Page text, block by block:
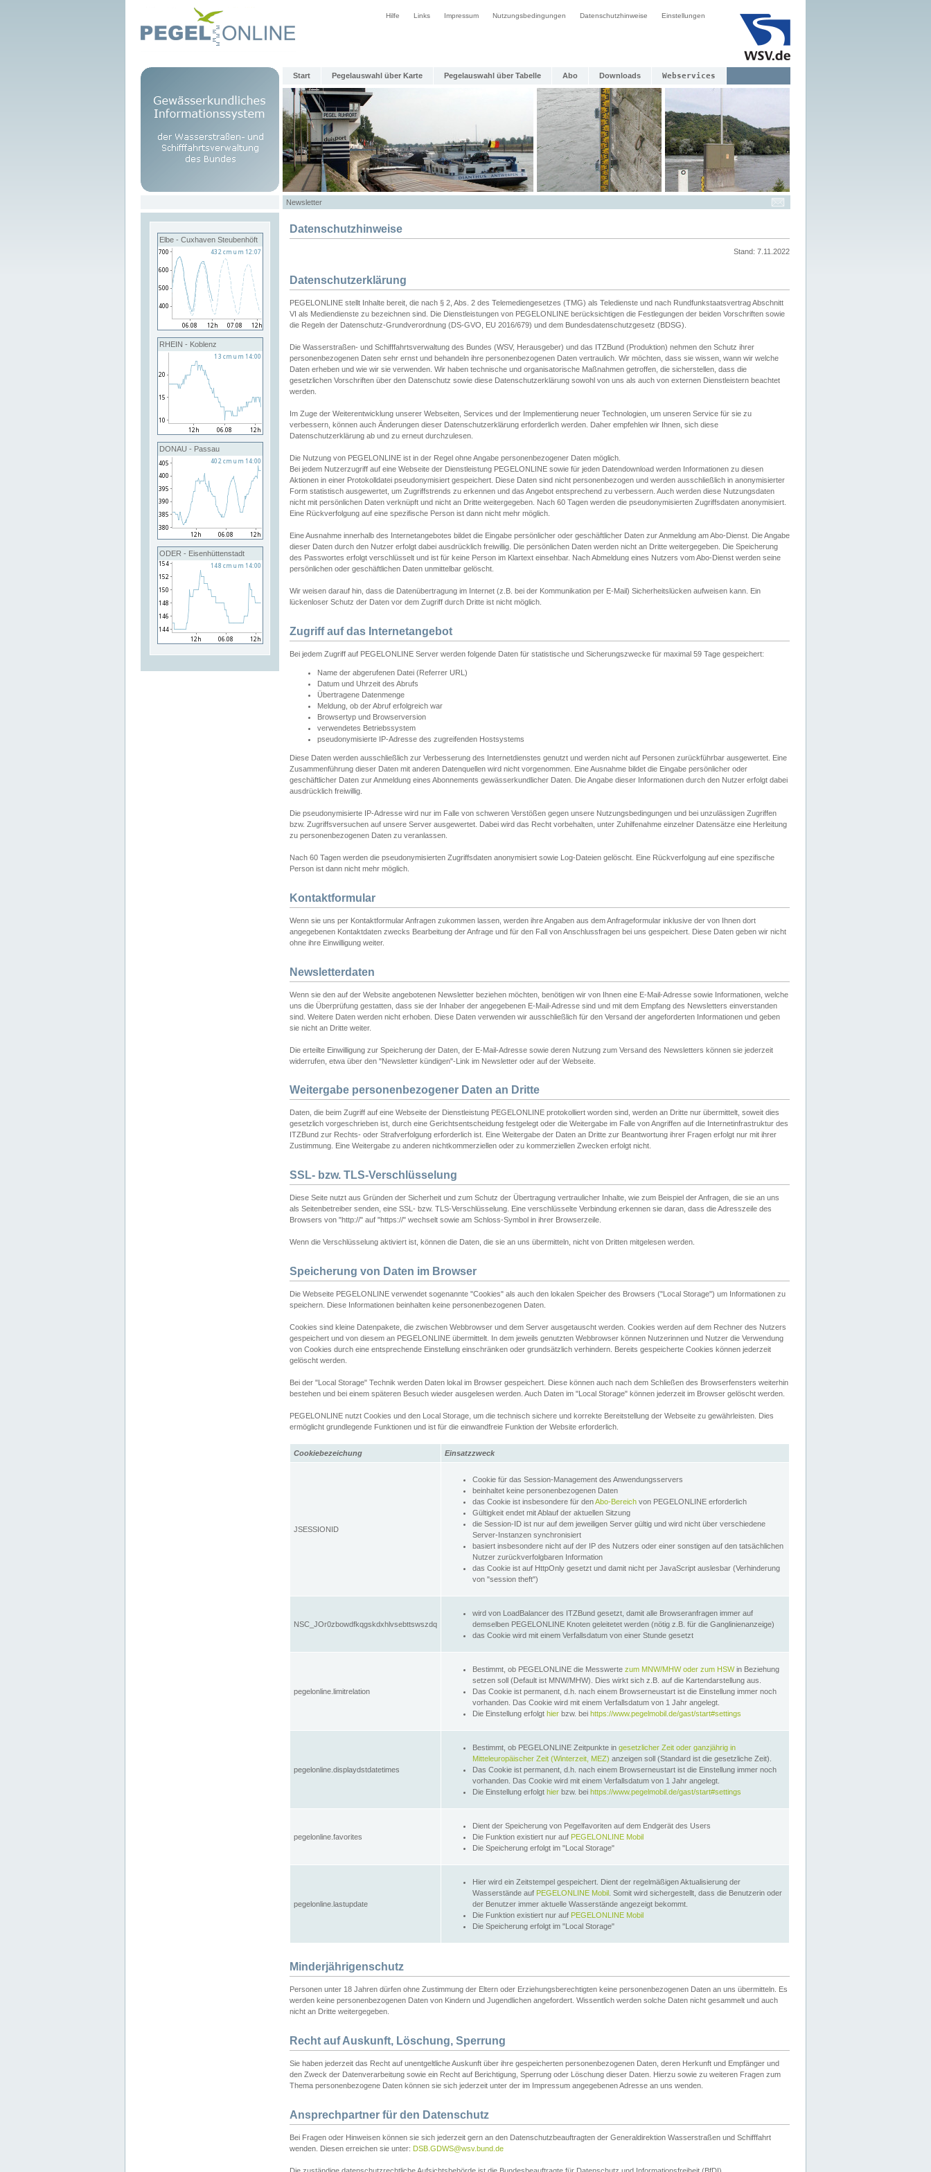
Hilfe Links Impressum Nutzungsbedingungen Datenschutzhinweise Einstellungen
Start Pegelauswahl über Karte Pegelauswahl über Tabelle Abo Downloads Webservices
Newsletter
Elbe - Cuxhaven Steubenhöft
RHEIN - Koblenz
DONAU - Passau
ODER - Eisenhüttenstadt
Datenschutzhinweise
Stand: 7.11.2022
Datenschutzerklärung
PEGELONLINE stellt Inhalte bereit, die nach § 2, Abs. 2 des Telemediengesetzes (TMG) als Teledienste und nach Rundfunkstaatsvertrag Abschnitt
VI als Mediendienste zu bezeichnen sind. Die Dienstleistungen von PEGELONLINE berücksichtigen die Festlegungen der beiden Vorschriften sowie
die Regeln der Datenschutz-Grundverordnung (DS-GVO, EU 2016/679) und dem Bundesdatenschutzgesetz (BDSG).
Die Wasserstraßen- und Schifffahrtsverwaltung des Bundes (WSV, Herausgeber) und das ITZBund (Produktion) nehmen den Schutz ihrer
personenbezogenen Daten sehr ernst und behandeln ihre personenbezogenen Daten vertraulich. Wir möchten, dass sie wissen, wann wir welche
Daten erheben und wie wir sie verwenden. Wir haben technische und organisatorische Maßnahmen getroffen, die sicherstellen, dass die
gesetzlichen Vorschriften über den Datenschutz sowie diese Datenschutzerklärung sowohl von uns als auch von externen Dienstleistern beachtet
werden.
Im Zuge der Weiterentwicklung unserer Webseiten, Services und der Implementierung neuer Technologien, um unseren Service für sie zu
verbessern, können auch Änderungen dieser Datenschutzerklärung erforderlich werden. Daher empfehlen wir Ihnen, sich diese
Datenschutzerklärung ab und zu erneut durchzulesen.
Die Nutzung von PEGELONLINE ist in der Regel ohne Angabe personenbezogener Daten möglich.
Bei jedem Nutzerzugriff auf eine Webseite der Dienstleistung PEGELONLINE sowie für jeden Datendownload werden Informationen zu diesen
Aktionen in einer Protokolldatei pseudonymisiert gespeichert. Diese Daten sind nicht personenbezogen und werden ausschließlich in anonymisierter
Form statistisch ausgewertet, um Zugriffstrends zu erkennen und das Angebot entsprechend zu verbessern. Auch werden diese Nutzungsdaten
nicht mit persönlichen Daten verknüpft und nicht an Dritte weitergegeben. Nach 60 Tagen werden die pseudonymisierten Zugriffsdaten anonymisiert.
Eine Rückverfolgung auf eine spezifische Person ist dann nicht mehr möglich.
Eine Ausnahme innerhalb des Internetangebotes bildet die Eingabe persönlicher oder geschäftlicher Daten zur Anmeldung am Abo-Dienst. Die Angabe
dieser Daten durch den Nutzer erfolgt dabei ausdrücklich freiwillig. Die persönlichen Daten werden nicht an Dritte weitergegeben. Die Speicherung
des Passwortes erfolgt verschlüsselt und ist für keine Person im Klartext einsehbar. Nach Abmeldung eines Nutzers vom Abo-Dienst werden seine
persönlichen oder geschäftlichen Daten unmittelbar gelöscht.
Wir weisen darauf hin, dass die Datenübertragung im Internet (z.B. bei der Kommunikation per E-Mail) Sicherheitslücken aufweisen kann. Ein
lückenloser Schutz der Daten vor dem Zugriff durch Dritte ist nicht möglich.
Zugriff auf das Internetangebot
Bei jedem Zugriff auf PEGELONLINE Server werden folgende Daten für statistische und Sicherungszwecke für maximal 59 Tage gespeichert:
Name der abgerufenen Datei (Referrer URL)
Datum und Uhrzeit des Abrufs
Übertragene Datenmenge
Meldung, ob der Abruf erfolgreich war
Browsertyp und Browserversion
verwendetes Betriebssystem
pseudonymisierte IP-Adresse des zugreifenden Hostsystems
Diese Daten werden ausschließlich zur Verbesserung des Internetdienstes genutzt und werden nicht auf Personen zurückführbar ausgewertet. Eine
Zusammenführung dieser Daten mit anderen Datenquellen wird nicht vorgenommen. Eine Ausnahme bildet die Eingabe persönlicher oder
geschäftlicher Daten zur Anmeldung eines Abonnements gewässerkundlicher Daten. Die Angabe dieser Informationen durch den Nutzer erfolgt dabei
ausdrücklich freiwillig.
Die pseudonymisierte IP-Adresse wird nur im Falle von schweren Verstößen gegen unsere Nutzungsbedingungen und bei unzulässigen Zugriffen
bzw. Zugriffsversuchen auf unsere Server ausgewertet. Dabei wird das Recht vorbehalten, unter Zuhilfenahme einzelner Datensätze eine Herleitung
zu personenbezogenen Daten zu veranlassen.
Nach 60 Tagen werden die pseudonymisierten Zugriffsdaten anonymisiert sowie Log-Dateien gelöscht. Eine Rückverfolgung auf eine spezifische
Person ist dann nicht mehr möglich.
Kontaktformular
Wenn sie uns per Kontaktformular Anfragen zukommen lassen, werden ihre Angaben aus dem Anfrageformular inklusive der von Ihnen dort
angegebenen Kontaktdaten zwecks Bearbeitung der Anfrage und für den Fall von Anschlussfragen bei uns gespeichert. Diese Daten geben wir nicht
ohne ihre Einwilligung weiter.
Newsletterdaten
Wenn sie den auf der Website angebotenen Newsletter beziehen möchten, benötigen wir von Ihnen eine E-Mail-Adresse sowie Informationen, welche
uns die Überprüfung gestatten, dass sie der Inhaber der angegebenen E-Mail-Adresse sind und mit dem Empfang des Newsletters einverstanden
sind. Weitere Daten werden nicht erhoben. Diese Daten verwenden wir ausschließlich für den Versand der angeforderten Informationen und geben
sie nicht an Dritte weiter.
Die erteilte Einwilligung zur Speicherung der Daten, der E-Mail-Adresse sowie deren Nutzung zum Versand des Newsletters können sie jederzeit
widerrufen, etwa über den "Newsletter kündigen"-Link im Newsletter oder auf der Webseite.
Weitergabe personenbezogener Daten an Dritte
Daten, die beim Zugriff auf eine Webseite der Dienstleistung PEGELONLINE protokolliert worden sind, werden an Dritte nur übermittelt, soweit dies
gesetzlich vorgeschrieben ist, durch eine Gerichtsentscheidung festgelegt oder die Weitergabe im Falle von Angriffen auf die Internetinfrastruktur des
ITZBund zur Rechts- oder Strafverfolgung erforderlich ist. Eine Weitergabe der Daten an Dritte zur Beantwortung ihrer Fragen erfolgt nur mit ihrer
Zustimmung. Eine Weitergabe zu anderen nichtkommerziellen oder zu kommerziellen Zwecken erfolgt nicht.
SSL- bzw. TLS-Verschlüsselung
Diese Seite nutzt aus Gründen der Sicherheit und zum Schutz der Übertragung vertraulicher Inhalte, wie zum Beispiel der Anfragen, die sie an uns
als Seitenbetreiber senden, eine SSL- bzw. TLS-Verschlüsselung. Eine verschlüsselte Verbindung erkennen sie daran, dass die Adresszeile des
Browsers von "http://" auf "https://" wechselt sowie am Schloss-Symbol in ihrer Browserzeile.
Wenn die Verschlüsselung aktiviert ist, können die Daten, die sie an uns übermitteln, nicht von Dritten mitgelesen werden.
Speicherung von Daten im Browser
Die Webseite PEGELONLINE verwendet sogenannte "Cookies" als auch den lokalen Speicher des Browsers ("Local Storage") um Informationen zu
speichern. Diese Informationen beinhalten keine personenbezogenen Daten.
Cookies sind kleine Datenpakete, die zwischen Webbrowser und dem Server ausgetauscht werden. Cookies werden auf dem Rechner des Nutzers
gespeichert und von diesem an PEGELONLINE übermittelt. In dem jeweils genutzten Webbrowser können Nutzerinnen und Nutzer die Verwendung
von Cookies durch eine entsprechende Einstellung einschränken oder grundsätzlich verhindern. Bereits gespeicherte Cookies können jederzeit
gelöscht werden.
Bei der "Local Storage" Technik werden Daten lokal im Browser gespeichert. Diese können auch nach dem Schließen des Browserfensters weiterhin
bestehen und bei einem späteren Besuch wieder ausgelesen werden. Auch Daten im "Local Storage" können jederzeit im Browser gelöscht werden.
PEGELONLINE nutzt Cookies und den Local Storage, um die technisch sichere und korrekte Bereitstellung der Webseite zu gewährleisten. Dies
ermöglicht grundlegende Funktionen und ist für die einwandfreie Funktion der Website erforderlich.
Cookiebezeichung Einsatzzweck
JSESSIONID
Cookie für das Session-Management des Anwendungsservers
beinhaltet keine personenbezogenen Daten
das Cookie ist insbesondere für denAbo-Bereich von PEGELONLINE erforderlich
Gültigkeit endet mit Ablauf der aktuellen Sitzung
die Session-ID ist nur auf dem jeweiligen Server gültig und wird nicht über verschiedene
Server-Instanzen synchronisiert
basiert insbesondere nicht auf der IP des Nutzers oder einer sonstigen auf den tatsächlichen
Nutzer zurückverfolgbaren Information
das Cookie ist auf HttpOnly gesetzt und damit nicht per JavaScript auslesbar (Verhinderung
von "session theft")
NSC_JOr0zbowdfkqgskdxhlvsebttswszdq
wird von LoadBalancer des ITZBund gesetzt, damit alle Browseranfragen immer auf
demselben PEGELONLINE Knoten geleitetet werden (nötig z.B. für die Ganglinienanzeige)
das Cookie wird mit einem Verfallsdatum von einer Stunde gesetzt
pegelonline.limitrelation
Bestimmt, ob PEGELONLINE die Messwerte zum MNW/MHW oder zum HSWin Beziehung
setzen soll (Default ist MNW/MHW). Dies wirkt sich z.B. auf die Kartendarstellung aus.
Das Cookie ist permanent, d.h. nach einem Browserneustart ist die Einstellung immer noch
vorhanden. Das Cookie wird mit einem Verfallsdatum von 1 Jahr angelegt.
Die Einstellung erfolgt hier bzw. bei https://www.pegelmobil.de/gast/start#settings
pegelonline.displaydstdatetimes
Bestimmt, ob PEGELONLINE Zeitpunkte in gesetzlicher Zeit oder ganzjährig in
Mitteleuropäischer Zeit (Winterzeit, MEZ) anzeigen soll (Standard ist die gesetzliche Zeit).
Das Cookie ist permanent, d.h. nach einem Browserneustart ist die Einstellung immer noch
vorhanden. Das Cookie wird mit einem Verfallsdatum von 1 Jahr angelegt.
Die Einstellung erfolgt hier bzw. bei https://www.pegelmobil.de/gast/start#settings
pegelonline.favorites
Dient der Speicherung von Pegelfavoriten auf dem Endgerät des Users
Die Funktion existiert nur auf PEGELONLINE Mobil
Die Speicherung erfolgt im "Local Storage"
pegelonline.lastupdate
Hier wird ein Zeitstempel gespeichert. Dient der regelmäßigen Aktualisierung der
Wasserstände auf PEGELONLINE Mobil . Somit wird sichergestellt, dass die Benutzerin oder
der Benutzer immer aktuelle Wasserstände angezeigt bekommt.
Die Funktion existiert nur auf PEGELONLINE Mobil
Die Speicherung erfolgt im "Local Storage"
Minderjährigenschutz
Personen unter 18 Jahren dürfen ohne Zustimmung der Eltern oder Erziehungsberechtigten keine personenbezogenen Daten an uns übermitteln. Es
werden keine personenbezogenen Daten von Kindern und Jugendlichen angefordert. Wissentlich werden solche Daten nicht gesammelt und auch
nicht an Dritte weitergegeben.
Recht auf Auskunft, Löschung, Sperrung
Sie haben jederzeit das Recht auf unentgeltliche Auskunft über ihre gespeicherten personenbezogenen Daten, deren Herkunft und Empfänger und
den Zweck der Datenverarbeitung sowie ein Recht auf Berichtigung, Sperrung oder Löschung dieser Daten. Hierzu sowie zu weiteren Fragen zum
Thema personenbezogene Daten können sie sich jederzeit unter der im Impressum angegebenen Adresse an uns wenden.
Ansprechpartner für den Datenschutz
Bei Fragen oder Hinweisen können sie sich jederzeit gern an den Datenschutzbeauftragten der Generaldirektion Wasserstraßen und Schifffahrt
wenden. Diesen erreichen sie unter: DSB.GDWS@wsv.bund.de